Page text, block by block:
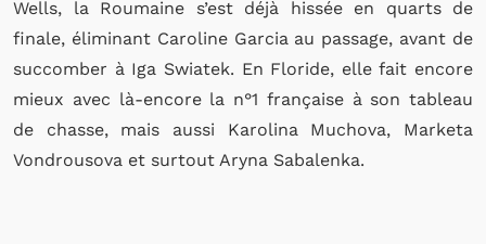
Wells, la Roumaine s’est déjà hissée en quarts de
finale, éliminant Caroline Garcia au passage, avant de
succomber à Iga Swiatek. En Floride, elle fait encore
mieux avec là-encore la n°1 française à son tableau
de chasse, mais aussi Karolina Muchova, Marketa
Vondrousova et surtout Aryna Sabalenka.